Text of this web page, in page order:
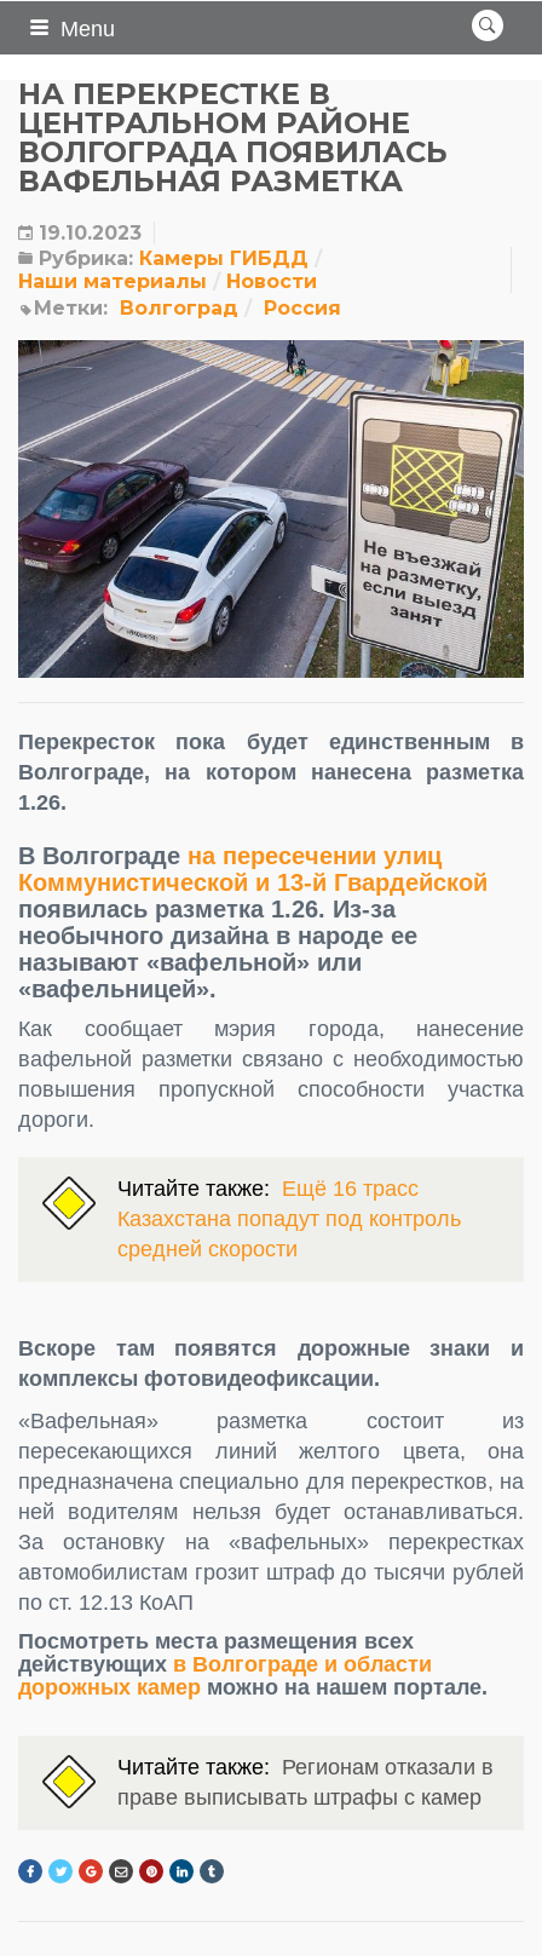
Menu
НА ПЕРЕКРЕСТКЕ В
ЦЕНТРАЛЬНОМ РАЙОНЕ
ВОЛГОГРАДА ПОЯВИЛАСЬ
ВАФЕЛЬНАЯ РАЗМЕТКА
19.10.2023
Рубрика: Камеры ГИБДД
Наши материалы
Новости
Метки: Волгоград Россия
Перекресток пока будет единственным в
Волгограде, на котором нанесена разметка
1.26.
В Волгограде на пересечении улиц
Коммунистической и 13-й Гвардейской
появилась разметка 1.26. Из-за
необычного дизайна в народе ее
называют «вафельной» или
«вафельницей».
Как сообщает мэрия города, нанесение
вафельной разметки связано с необходимостью
повышения пропускной способности участка
дороги.
Читайте также: Ещё 16 трасс
Казахстана попадут под контроль
средней скорости
Вскоре там появятся дорожные знаки и
комплексы фотовидеофиксации.
«Вафельная» разметка состоит из
пересекающихся линий желтого цвета, она
предназначена специально для перекрестков, на
ней водителям нельзя будет останавливаться.
За остановку на «вафельных» перекрестках
автомобилистам грозит штраф до тысячи рублей
по ст. 12.13 КоАП
Посмотреть места размещения всех
действующих в Волгограде и области
дорожных камер можно на нашем портале.
Читайте также: Регионам отказали в
праве выписывать штрафы с камер